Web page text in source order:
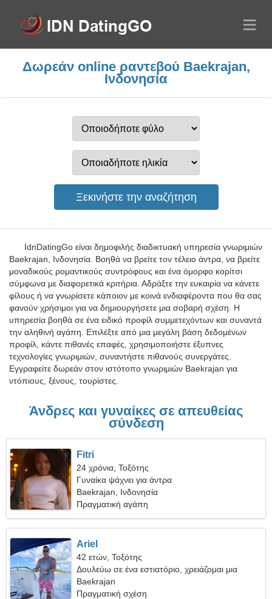
Δωρεάν online ραντεβού Baekrajan,
Ινδονησία
IdnDatingGo είναι δημοφιλής διαδικτυακή υπηρεσία γνωριμιών
Baekrajan, Ινδονησία. Βοηθά να βρείτε τον τέλειο άντρα, να βρείτε
μοναδικούς ρομαντικούς συντρόφους και ένα όμορφο κορίτσι
σύμφωνα με διαφορετικά κριτήρια. Αδράξτε την ευκαιρία να κάνετε
φίλους ή να γνωρίσετε κάποιον με κοινά ενδιαφέροντα που θα σας
φανούν χρήσιμοι για να δημιουργήσετε μια σοβαρή σχέση. Η
υπηρεσία βοηθά σε ένα ειδικό προφίλ συμμετεχόντων και συναντά
την αληθινή αγάπη. Επιλέξτε από μια μεγάλη βάση δεδομένων
προφίλ, κάντε πιθανές επαφές, χρησιμοποιήστε έξυπνες
τεχνολογίες γνωριμιών, συναντήστε πιθανούς συνεργάτες.
Εγγραφείτε δωρεάν στον ιστότοπο γνωριμιών Baekrajan για
ντόπιους, ξένους, τουρίστες.
Άνδρες και γυναίκες σε απευθείας
σύνδεση
Fitri
24 χρόνια, Τοξότης
Γυναίκα ψάχνει για άντρα
Baekrajan, Ινδονησία
Πραγματική αγάπη
Ariel
42 ετών, Τοξότης
Δουλεύω σε ένα εστιατόριο, χρειάζομαι μια
ειλικρινή γυναίκα
Baekrajan
Πραγματική σχέση